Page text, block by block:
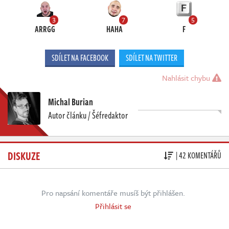
3
ARRGG
7
HAHA
5
F
SDÍLET NA FACEBOOK SDÍLET NA TWITTER
Nahlásit chybu
Michal Burian
Autor článku / Šéfredaktor
DISKUZE | 42 KOMENTÁŘŮ
Pro napsání komentáře musíš být přihlášen.
Přihlásit se